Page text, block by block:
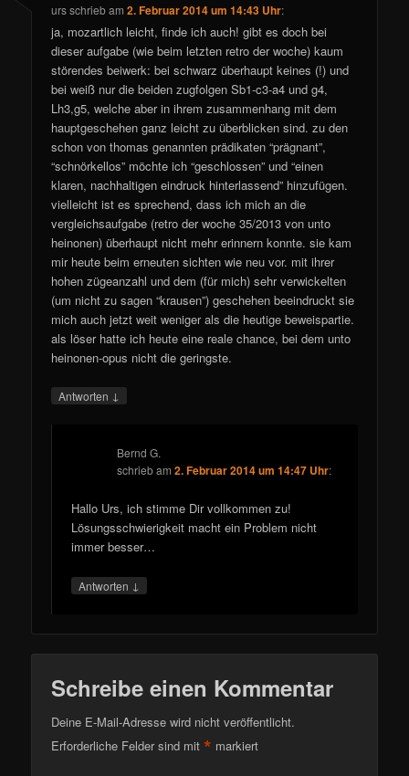
ursschriebam2. Februar 2014 um 14:43 Uhr:
ja, mozartlich leicht, finde ich auch! gibt es doch bei
dieser aufgabe (wie beim letzten retro der woche) kaum
störendes beiwerk: bei schwarz überhaupt keines (!) und
bei weiß nur die beiden zugfolgen Sb1-c3-a4 und g4,
Lh3,g5, welche aber in ihrem zusammenhang mit dem
hauptgeschehen ganz leicht zu überblicken sind. zu den
schon von thomas genannten prädikaten “prägnant”,
“schnörkellos” möchte ich “geschlossen” und “einen
klaren, nachhaltigen eindruck hinterlassend” hinzufügen.
vielleicht ist es sprechend, dass ich mich an die
vergleichsaufgabe (retro der woche 35/2013 von unto
heinonen) überhaupt nicht mehr erinnern konnte. sie kam
mir heute beim erneuten sichten wie neu vor. mit ihrer
hohen zügeanzahl und dem (für mich) sehr verwickelten
(um nicht zu sagen “krausen”) geschehen beeindruckt sie
mich auch jetzt weit weniger als die heutige beweispartie.
als löser hatte ich heute eine reale chance, bei dem unto
heinonen-opus nicht die geringste.
Antworten ↓
Bernd G.
schriebam2. Februar 2014 um 14:47 Uhr:
Hallo Urs, ich stimme Dir vollkommen zu!
Lösungsschwierigkeit macht ein Problem nicht
immer besser…
Antworten ↓
Schreibe einen Kommentar
Deine E-Mail-Adresse wird nicht veröffentlicht.
Erforderliche Felder sind mit* markiert